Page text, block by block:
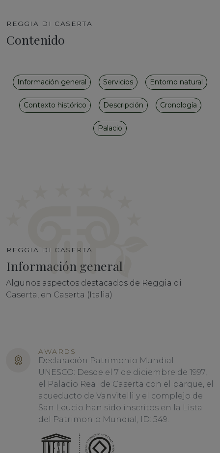
REGGIA DI CASERTA
Contenido
Información general Servicios Entorno natural
Contexto histórico Descripción Cronología
Palacio
REGGIA DI CASERTA
Información general
Algunos aspectos destacados de Reggia di
Caserta, en Caserta (Italia)
AWARDS
Declaración Patrimonio Mundial
UNESCO: Desde el 7 de diciembre de 1997,
el Palacio Real de Caserta con el parque, el
acueducto de Vanvitelli y el complejo de
San Leucio han sido inscritos en la Lista
del Patrimonio Mundial, ID: 549.